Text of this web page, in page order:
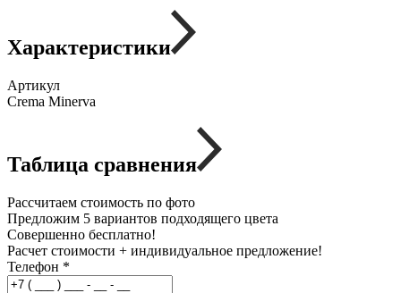
Характеристики
Артикул
Crema Minerva
Таблица сравнения
Рассчитаем стоимость по фото
Предложим 5 вариантов подходящего цвета
Совершенно бесплатно!
Расчет стоимости + индивидуальное предложение!
Телефон *